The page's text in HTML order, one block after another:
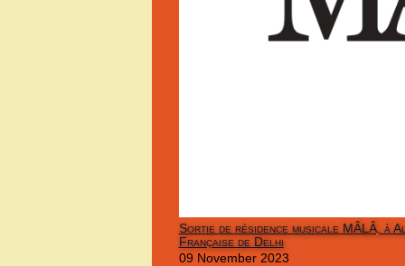
Sortie de résidence musicale MÂLÂ, à
Française de Delhi
09 November 2023